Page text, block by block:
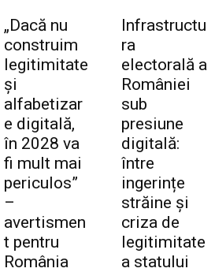
„Dacă nu
construim
legitimitate
și
alfabetizar
e digitală,
în 2028 va
fi mult mai
periculos”
–
avertismen
t pentru
România
Infrastructu
ra
electorală a
României
sub
presiune
digitală:
între
ingerințe
străine și
criza de
legitimitate
a statului